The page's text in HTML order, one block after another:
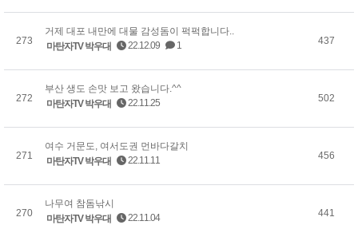
273
거제 대포 내만에 대물 감성돔이 퍽퍽합니다..
마탄자TV 박우대
22.12.09 1 437
272
부산 생도 손맛 보고 왔습니다.^^
마탄자TV 박우대
22.11.25 502
271
여수 거문도, 여서도권 먼바다갈치
마탄자TV 박우대
22.11.11 456
270
나무여 참돔낚시
마탄자TV 박우대
22.11.04 441